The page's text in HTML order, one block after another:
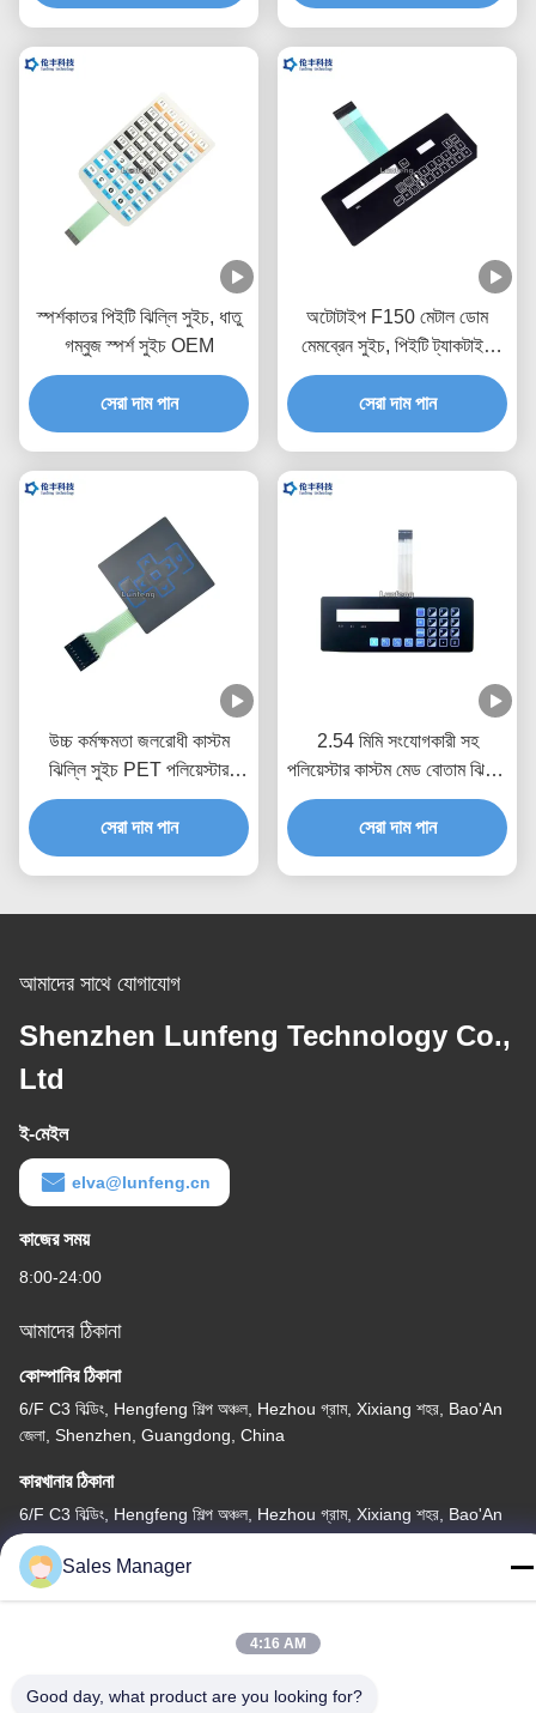
স্পর্শকাতর পিইটি ঝিল্লি সুইচ, ধাতু
গম্বুজ স্পর্শ সুইচ OEM
সেরা দাম পান
অটোটাইপ F150 মেটাল ডোম
মেমব্রেন সুইচ, পিইটি ট্যাকটাইল
সুইচ কীপ্যাড
সেরা দাম পান
উচ্চ কর্মক্ষমতা জলরোধী কাস্টম
ঝিল্লি সুইচ PET পলিয়েস্টার
উপাদান
সেরা দাম পান
2.54 মিমি সংযোগকারী সহ
পলিয়েস্টার কাস্টম মেড বোতাম ঝিল্লি
সুইচ
সেরা দাম পান
আমাদের সাথে যোগাযোগ
Shenzhen Lunfeng Technology Co.,
Ltd
ই-মেইল
elva@lunfeng.cn
কাজের সময়
8:00-24:00
আমাদের ঠিকানা
কোম্পানির ঠিকানা
6/F C3 বিল্ডিং, Hengfeng শিল্প অঞ্চল, Hezhou গ্রাম, Xixiang শহর, Bao'An
জেলা, Shenzhen, Guangdong, China
কারখানার ঠিকানা
6/F C3 বিল্ডিং, Hengfeng শিল্প অঞ্চল, Hezhou গ্রাম, Xixiang শহর, Bao'An
জেলা, Shenzhen, Guangdong, China
টেলিফোন
Sales Manager
4:16 AM
Good day, what product are you looking for?